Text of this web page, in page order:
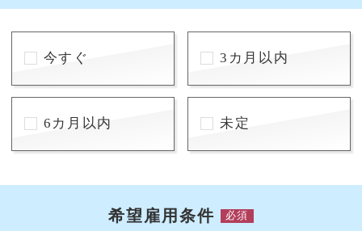
今すぐ 3カ月以内
6カ月以内 未定
希望雇用条件 必須